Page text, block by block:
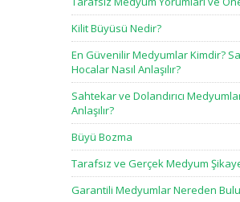
Kilit Büyüsü Nedir?
En Güvenilir Medyumlar Kimdir?
Hocalar Nasıl Anlaşılır?
Sahtekar ve Dolandırıcı
Anlaşılır?
Büyü Bozma
Tarafsız ve Gerçek Medyum
Garantili Medyumlar Nereden